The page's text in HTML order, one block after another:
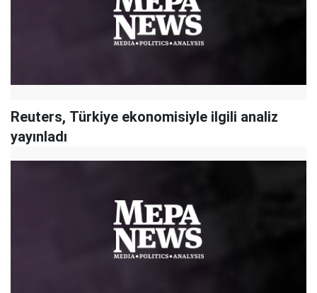
Reuters, Türkiye ekonomisiyle ilgili analiz
yayınladı